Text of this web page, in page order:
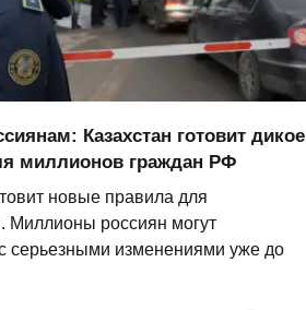
Казахстан готовит дикое
миллионов граждан РФ
новые правила для
Миллионы россиян могут
с серьезными изменениями уже до